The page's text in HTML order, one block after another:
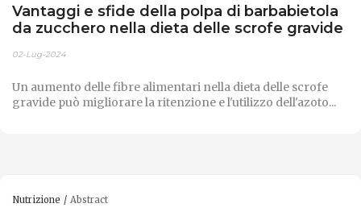
Vantaggi e sfide della polpa di barbabietola
da zucchero nella dieta delle scrofe gravide
02-Lug-2024
Un aumento delle fibre alimentari nella dieta delle scrofe
gravide può migliorare la ritenzione e l'utilizzo dell'azoto...
Nutrizione Abstract